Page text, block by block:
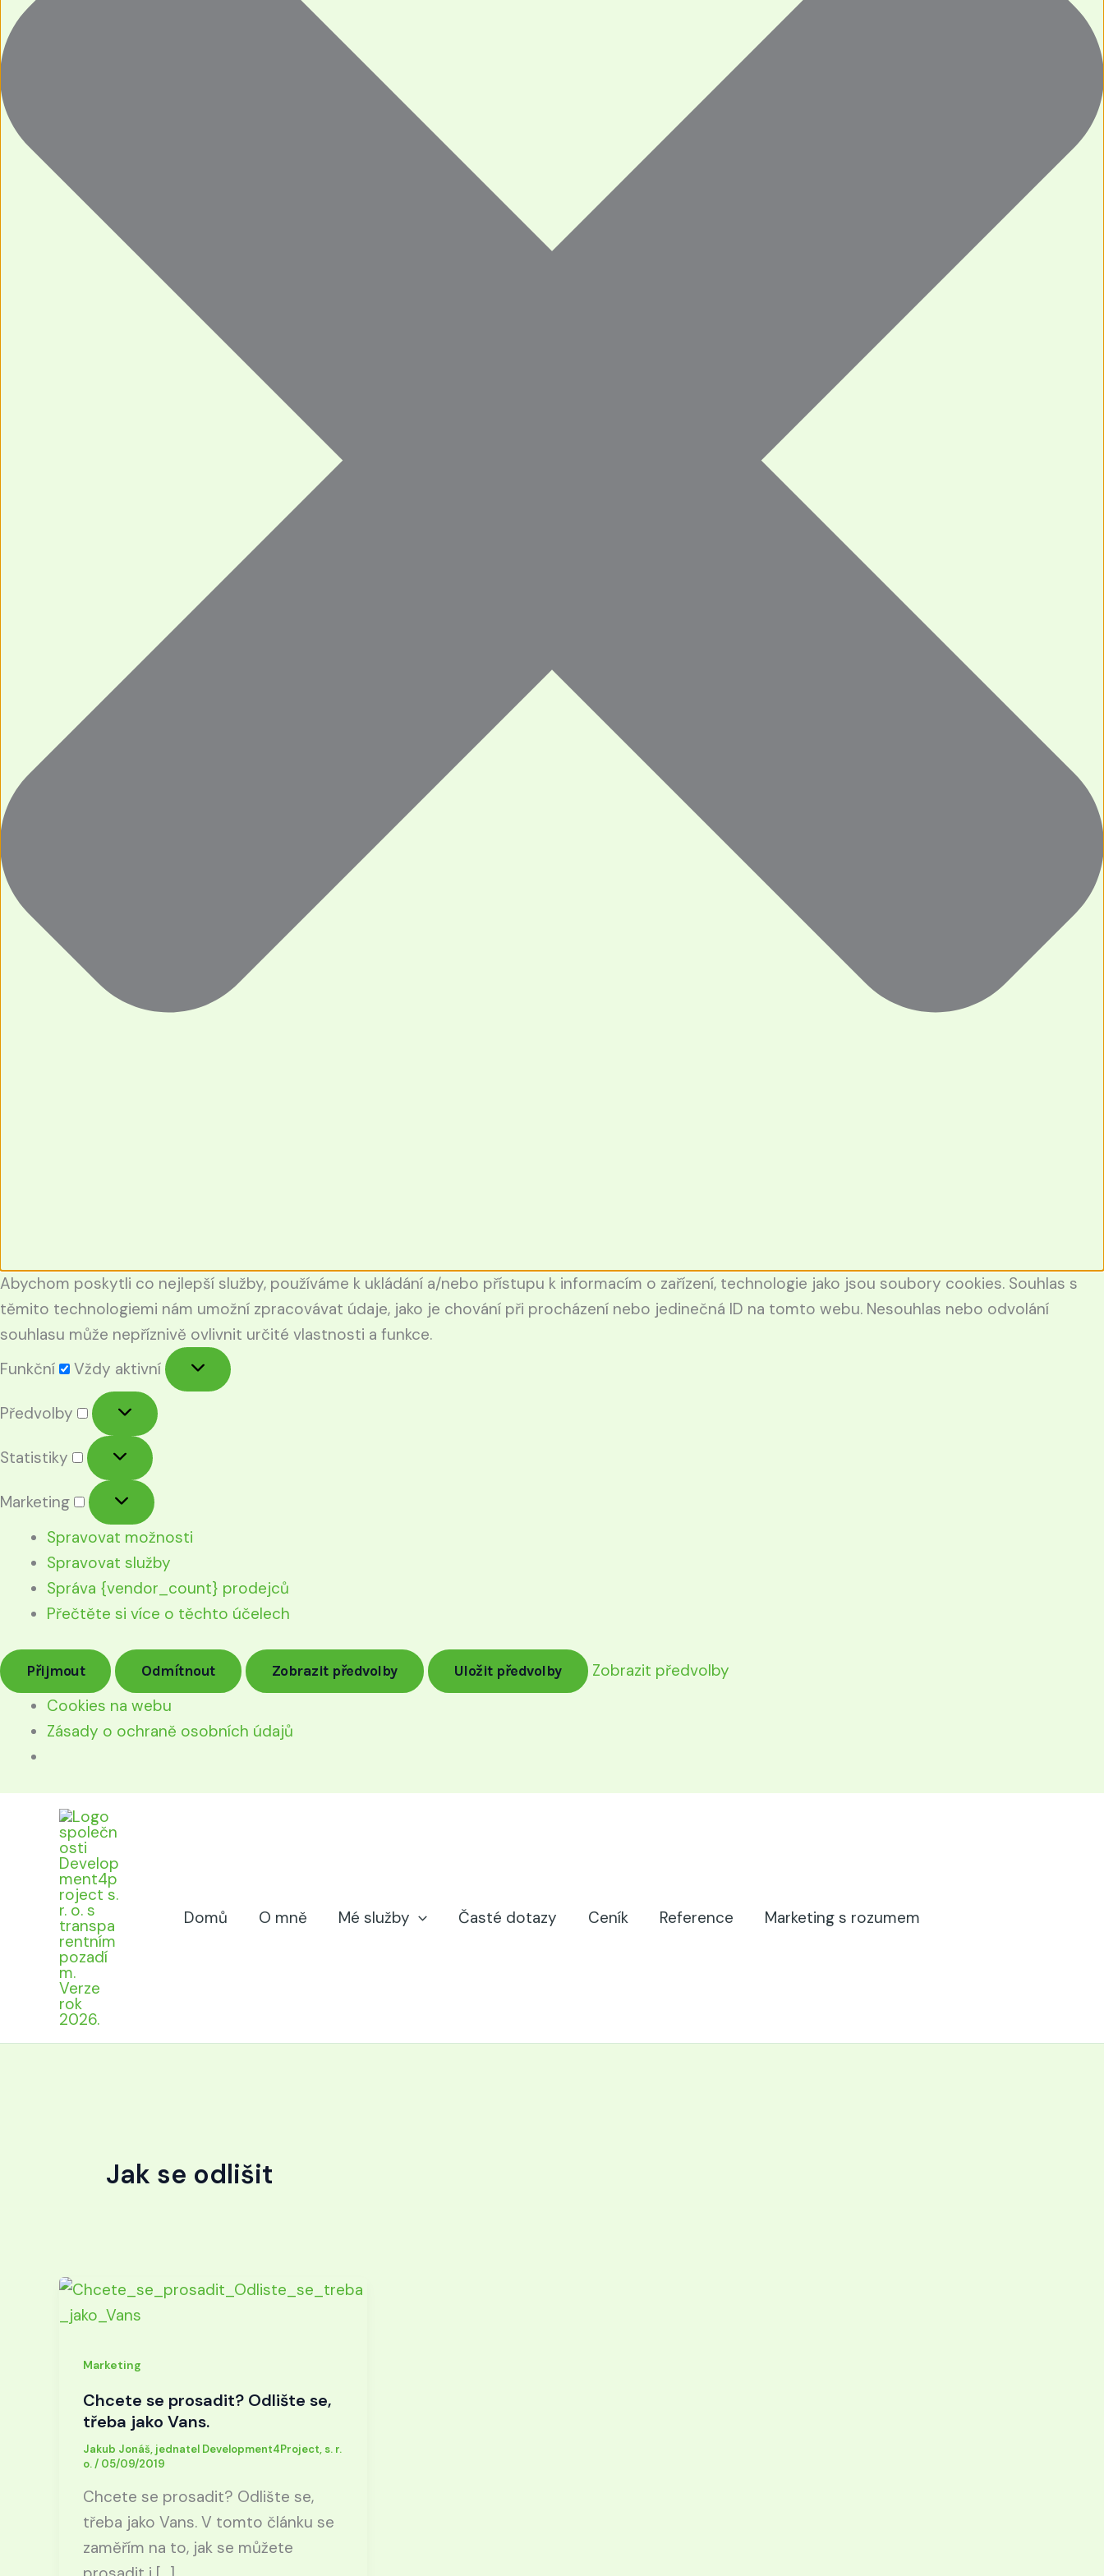
Abychom poskytli co nejlepší služby, používáme k ukládání a/nebo přístupu k informacím o zařízení, technologie jako jsou soubory cookies. Souhlas s
těmito technologiemi nám umožní zpracovávat údaje, jako je chování při procházení nebo jedinečná ID na tomto webu. Nesouhlas nebo odvolání
souhlasu může nepříznivě ovlivnit určité vlastnosti a funkce.
Funkční
Vždy aktivní
Předvolby
Statistiky
Marketing
Spravovat možnosti
Spravovat služby
Správa {vendor_count} prodejců
Přečtěte si více o těchto účelech
Přijmout Odmítnout Zobrazit předvolby Uložit předvolby
Zobrazit předvolby
Cookies na webu
Zásady o ochraně osobních údajů
Domů O mně Mé služby Časté dotazy Ceník Reference Marketing s rozumem
Jak se odlišit
Marketing
Chcete se prosadit? Odlište se,
třeba jako Vans.
Jakub Jonáš, jednatel Development4Project, s. r.
o./ 05/09/2019
Chcete se prosadit? Odlište se,
třeba jako Vans. V tomto článku se
zaměřím na to, jak se můžete